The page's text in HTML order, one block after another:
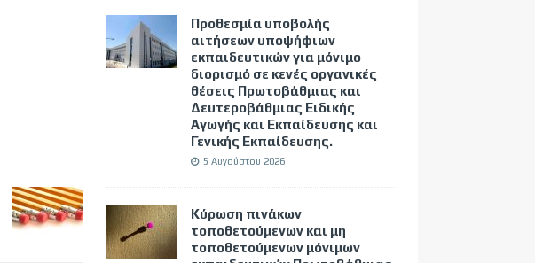
Προθεσμία υποβολής
αιτήσεων υποψήφιων
εκπαιδευτικών για μόνιμο
διορισμό σε κενές οργανικές
θέσεις Πρωτοβάθμιας και
Δευτεροβάθμιας Ειδικής
Αγωγής και Εκπαίδευσης και
Γενικής Εκπαίδευσης.
5 Αυγούστου 2026
Κύρωση πινάκων
τοποθετούμενων και μη
τοποθετούμενων μόνιμων